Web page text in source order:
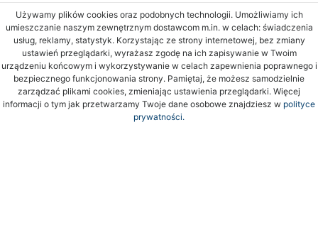
Używamy plików cookies oraz podobnych technologii. Umożliwiamy ich
umieszczanie naszym zewnętrznym dostawcom m.in. w celach: świadczenia
usług, reklamy, statystyk. Korzystając ze strony internetowej, bez zmiany
ustawień przeglądarki, wyrażasz zgodę na ich zapisywanie w Twoim
urządzeniu końcowym i wykorzystywanie w celach zapewnienia poprawnego i
bezpiecznego funkcjonowania strony. Pamiętaj, że możesz samodzielnie
zarządzać plikami cookies, zmieniając ustawienia przeglądarki. Więcej
informacji o tym jak przetwarzamy Twoje dane osobowe znajdziesz w polityce
prywatności.